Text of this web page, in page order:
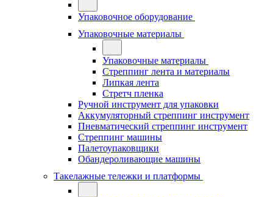
Упаковочное оборудование
Упаковочные материалы
Упаковочные материалы
Стреппинг лента и материалы
Липкая лента
Стретч пленка
Ручной инструмент для упаковки
Аккумуляторный стреппинг инструмент
Пневматический стреппинг инструмент
Стреппинг машины
Палетоупаковщики
Обандероливающие машины
Такелажные тележки и платформы